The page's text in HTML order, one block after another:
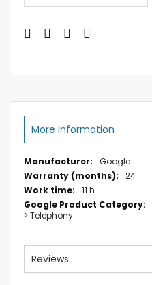
More Information
More
Information
Google
24
11 h
> Telephony
Reviews